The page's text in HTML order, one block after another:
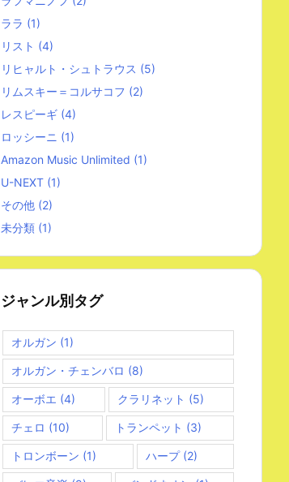
ララ (1)
リスト (4)
リヒャルト・シュトラウス (5)
リムスキー＝コルサコフ (2)
レスピーギ (4)
ロッシーニ (1)
Amazon Music Unlimited (1)
U-NEXT (1)
その他 (2)
未分類 (1)
ジャンル別タグ
オルガン (1)
オルガン・チェンバロ (8)
オーボエ (4) クラリネット (5)
チェロ (10) トランペット (3)
トロンボーン (1) ハープ(2)